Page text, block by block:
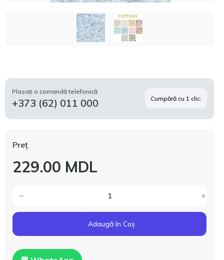
Plasați o comandă telefonică
+373 (62) 011 000 Cumpără cu 1 clic:
Preț
229.00 MDL
Adaugă în Coș